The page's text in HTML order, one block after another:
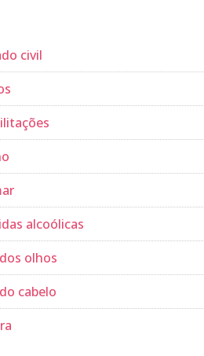
civil
alcoólicas
olhos
cabelo